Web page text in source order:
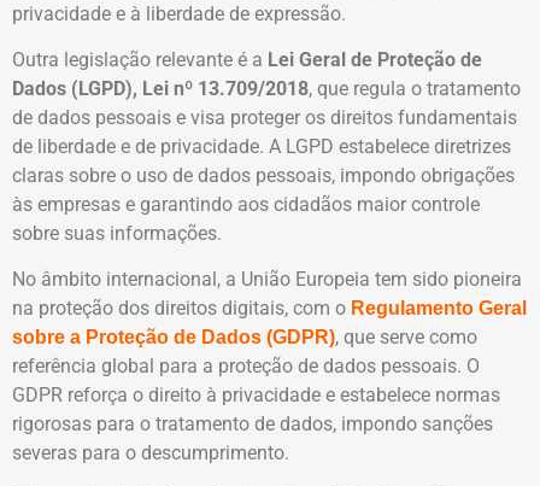
privacidade e à liberdade de expressão.
Outra legislação relevante é a Lei Geral de Proteção de
Dados (LGPD), Lei nº 13.709/2018, que regula o tratamento
de dados pessoais e visa proteger os direitos fundamentais
de liberdade e de privacidade. A LGPD estabelece diretrizes
claras sobre o uso de dados pessoais, impondo obrigações
às empresas e garantindo aos cidadãos maior controle
sobre suas informações.
No âmbito internacional, a União Europeia tem sido pioneira
na proteção dos direitos digitais, com o Regulamento Geral
sobre a Proteção de Dados (GDPR), que serve como
referência global para a proteção de dados pessoais. O
GDPR reforça o direito à privacidade e estabelece normas
rigorosas para o tratamento de dados, impondo sanções
severas para o descumprimento.